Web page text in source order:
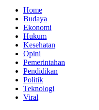
Home
Budaya
Ekonomi
Hukum
Kesehatan
Opini
Pemerintahan
Pendidikan
Politik
Teknologi
Viral